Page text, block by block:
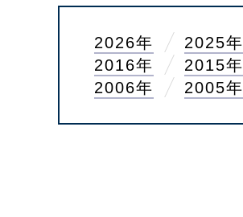
2026年 2025年
2016年
2015年
2006年
2005年